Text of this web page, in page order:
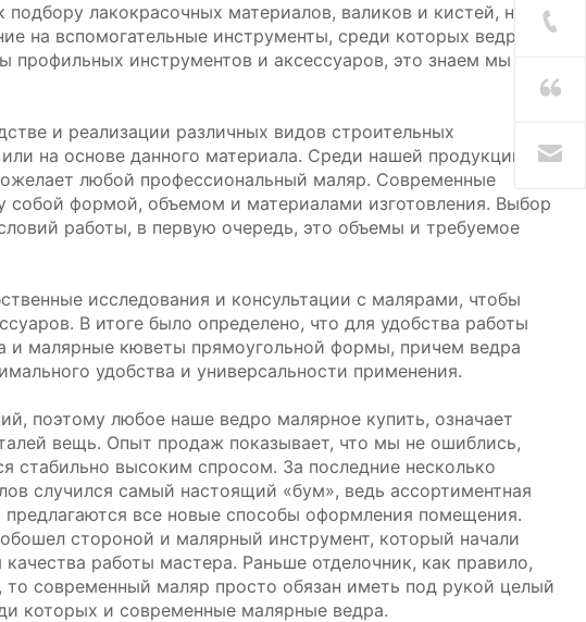
лакокрасочных материалов, валиков и кистей, но
на вспомогательные инструменты, среди которых ведра и
инструментов и аксессуаров, это знаем мы –
и реализации различных видов строительных
на основе данного материала. Среди нашей продукции
любой профессиональный маляр. Современные
собой формой, объемом и материалами изготовления. Выбор
работы, в первую очередь, это объемы и требуемое
исследования и консультации с малярами, чтобы
В итоге было определено, что для удобства работы
и малярные кюветы прямоугольной формы, причем ведра
удобства и универсальности применения.
поэтому любое наше ведро малярное купить, означает
вещь. Опыт продаж показывает, что мы не ошиблись,
стабильно высоким спросом. За последние несколько
случился самый настоящий «бум», ведь ассортиментная
все новые способы оформления помещения.
стороной и малярный инструмент, который начали
работы мастера. Раньше отделочник, как правило,
современный маляр просто обязан иметь под рукой целый
которых и современные малярные ведра.